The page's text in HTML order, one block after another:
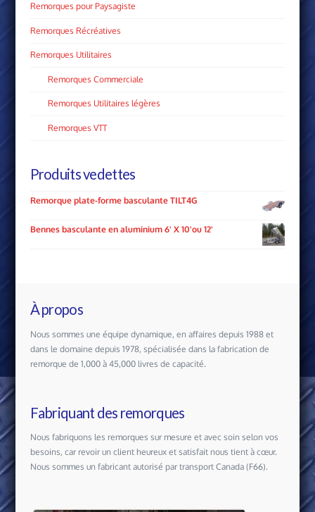
Remorques pour Paysagiste
Remorques Récréatives
Remorques Utilitaires
Remorques Commerciale
Remorques Utilitaires légères
Remorques VTT
Produits vedettes
Remorque plate-forme basculante TILT4G
Bennes basculante en aluminium 6' X 10'ou 12'
À propos
Nous sommes une équipe dynamique, en affaires depuis 1988 et
dans le domaine depuis 1978, spécialisée dans la fabrication de
remorque de 1,000 à 45,000 livres de capacité.
Fabriquant des remorques
Nous fabriquons les remorques sur mesure et avec soin selon vos
besoins, car revoir un client heureux et satisfait nous tient à cœur.
Nous sommes un fabricant autorisé par transport Canada (F66).